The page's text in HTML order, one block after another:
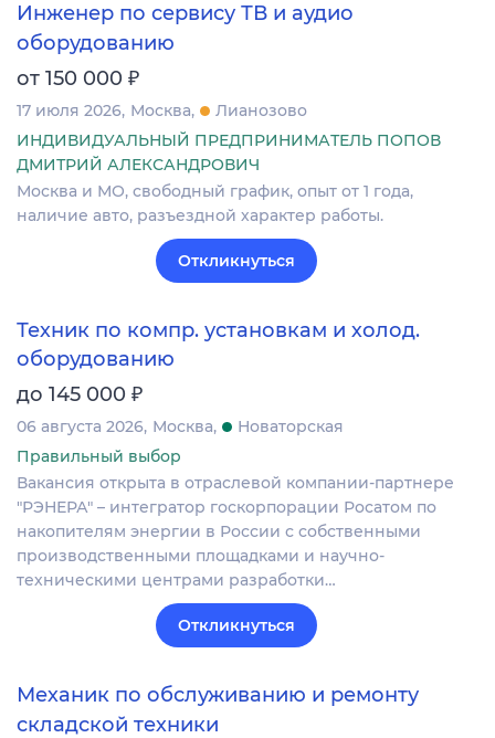
Инженер по сервису ТВ и аудио
оборудованию
от 150 000 ₽
17 июля 2026 Москва
Лианозово
ИНДИВИДУАЛЬНЫЙ ПРЕДПРИНИМАТЕЛЬ ПОПОВ
ДМИТРИЙ АЛЕКСАНДРОВИЧ
Москва и МО, свободный график, опыт от 1 года,
наличие авто, разъездной характер работы.
Откликнуться
Техник по компр. установкам и холод.
оборудованию
до 145 000 ₽
06 августа 2026 Москва
Новаторская
Правильный выбор
Вакансия открыта в отраслевой компании-партнере
"РЭНЕРА" – интегратор госкорпорации Росатом по
накопителям энергии в России с собственными
производственными площадками и научно-
техническими центрами разработки…
Откликнуться
Механик по обслуживанию и ремонту
складской техники